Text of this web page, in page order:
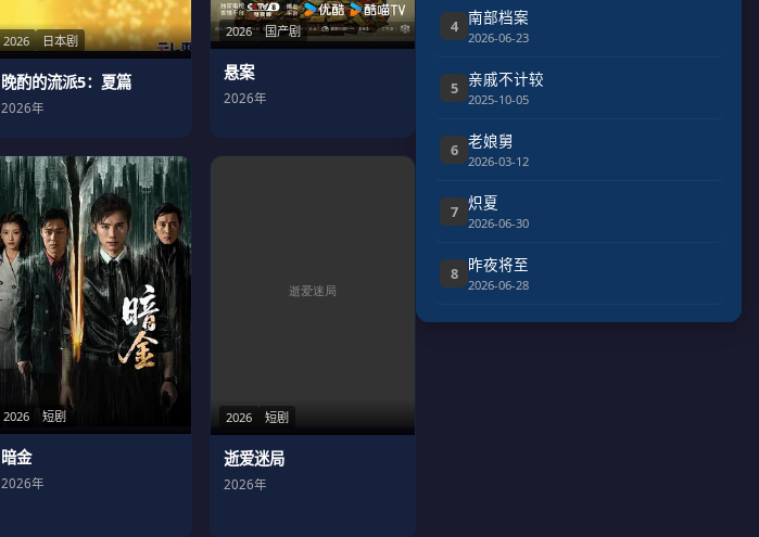
2026 日本剧
晚酌的流派5：夏篇
2026年
2026 国产剧
悬案
2026年
2026 短剧
暗金
2026年
2026 短剧
逝爱迷局
2026年
4 南部档案
2026-06-23
5 亲戚不计较
2025-10-05
6 老娘舅
2026-03-12
7 炽夏
2026-06-30
8 昨夜将至
2026-06-28